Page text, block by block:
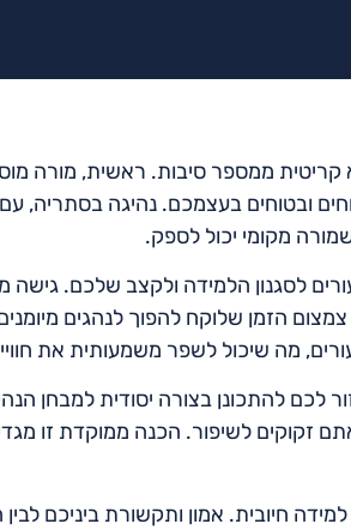
ממספר סיבות. ראשית, מורה
ובטוחים בעצמכם. נהיגה בסתריה,
מקומי יכול לספק.
לסגנון הלמידה ולקצב שלכם. גישה
צמצום הזמן שלוקח להפוך לנהגים
מה שיכול לשפר משמעותית את
לכם להתכונן בצורה יסודית למבחן
זקוקים לשיפור. הכנה ממוקדת זו
חיובית. אמון ותקשורת ביניכם